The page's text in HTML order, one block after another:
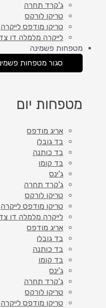
ג'קרד תחרה
טריקו לורקס
טריקו מודפס לייקרה
לייקרה מלמלה דו
מטפחות פשמינה
סגור מטפחות
מטפחות יום
אריג מודפס
בד גובלן
בד כותנה
בד קומו
ג'ינס
ג'קרד תחרה
טריקו לורקס
טריקו מודפס לייקרה
לייקרה מלמלה דו
אריג מודפס
בד גובלן
בד כותנה
בד קומו
ג'ינס
ג'קרד תחרה
טריקו לורקס
טריקו מודפס לייקרה